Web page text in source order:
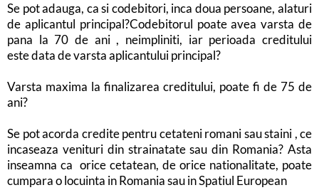
Se pot adauga, ca si codebitori, inca doua persoane, alaturi
de aplicantul principal?Codebitorul poate avea varsta de
pana la 70 de ani , neimpliniti, iar perioada creditului
este data de varsta aplicantului principal?
Varsta maxima la finalizarea creditului, poate fi de 75 de
ani?
Se pot acorda credite pentru cetateni romani sau staini , ce
incaseaza venituri din strainatate sau din Romania? Asta
inseamna ca orice cetatean, de orice nationalitate, poate
cumpara o locuinta in Romania sau in Spatiul European